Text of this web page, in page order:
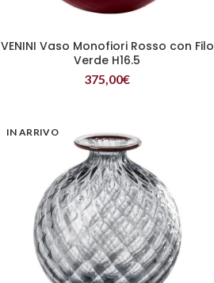
LEGGI TUTTO
VENINI Vaso Monofiori Rosso con Filo
Verde H16.5
375,00€
IN ARRIVO